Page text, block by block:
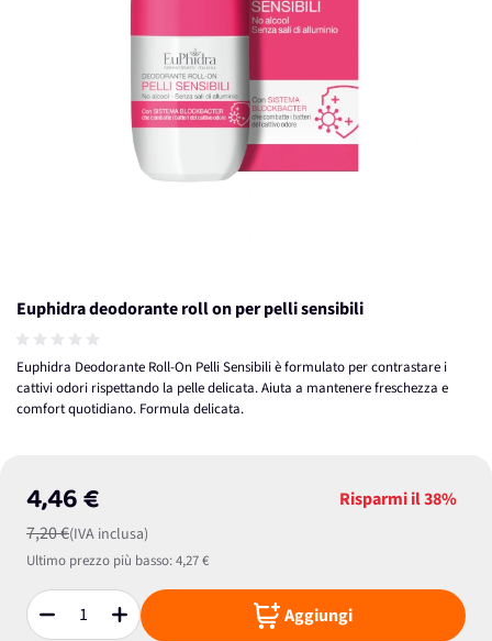
Euphidra deodorante roll on per pelli sensibili
Euphidra Deodorante Roll-On Pelli Sensibili è formulato per contrastare i
cattivi odori rispettando la pelle delicata. Aiuta a mantenere freschezza e
comfort quotidiano. Formula delicata.
4,46 €
7,20 €(IVA inclusa)
Risparmi il38%
Ultimo prezzo più basso:4,27 €
Quantità Aggiungi